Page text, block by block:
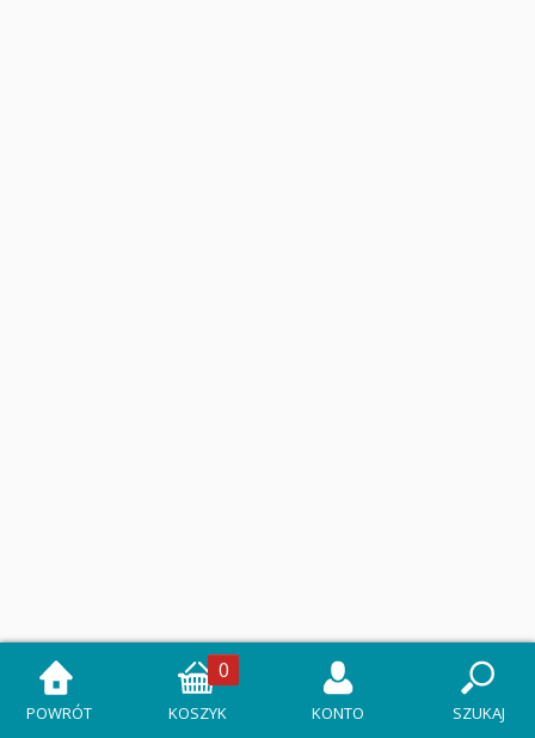
POWRÓT
0
KOSZYK KONTO SZUKAJ